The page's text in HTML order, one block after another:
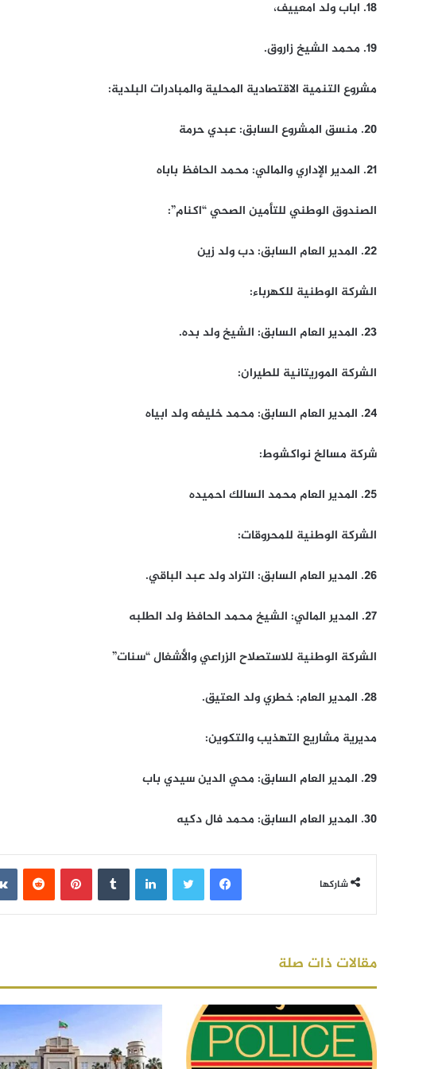
18. اباب ولد امعييف،
19. محمد الشيخ زاروق.
مشروع التنمية الاقتصادية المحلية والمبادرات البلدية:
20. منسق المشروع السابق: عبدي حرمة
21. المدير الإداري والمالي: محمد الحافظ باباه
الصندوق الوطني للتأمين الصحي “اكنام”:
22. المدير العام السابق: دب ولد زين
الشركة الوطنية للكهرباء:
23. المدير العام السابق: الشيخ ولد بده.
الشركة الموريتانية للطيران:
24. المدير العام السابق: محمد خليفه ولد ابياه
شركة مسالخ نواكشوط:
25. المدير العام محمد السالك احميده
الشركة الوطنية للمحروقات:
26. المدير العام السابق: التراد ولد عبد الباقي.
27. المدير المالي: الشيخ محمد الحافظ ولد الطلبه
الشركة الوطنية للاستصلاح الزراعي والأشغال “سنات”
28. المدير العام: خطري ولد العتيق.
مديرية مشاريع التهذيب والتكوين:
29. المدير العام السابق: محي الدين سيدي باب
30. المدير العام السابق: محمد فال دكيه
شاركها
فيسبوك لينكدإن بينتيريست
مقالات ذات صلة